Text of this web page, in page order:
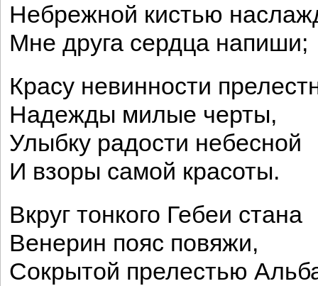
Небрежной кистью
Мне друга сердца напиши;
Красу невинности
Надежды милые черты,
Улыбку радости небесной
И взоры самой красоты.
Вкруг тонкого Гебеи стана
Венерин пояс повяжи,
Сокрытой прелестью